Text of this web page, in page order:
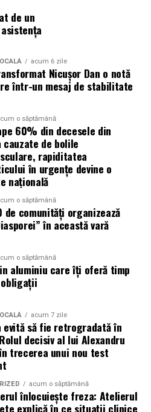
vizibilitatea, nu
(#AlegSaFiuVizibila)nu
Este despre o decizie pe
a luat-o conștient: să nu
să rămână un secret bine
femei antreprenor. Mulți
de serviciile lor nu le cunosc,
pentru că nu le găsesc.
este vanitate. Este o parte
a construit, prin această
reale. Toate participantele
pe prima pagină a
un an.
în noi orașe. Sesiunile de
și micro-interviurile cu
vor continua să fie
de un
acum 6 zile
Nicușor Dan o notă
într-un mesaj de stabilitate
o săptămână
60% din decesele din
cauzate de bolile
rapiditatea
în urgențe devine o
națională
o săptămână
de comunități organizează
în această vară
o săptămână
aluminiu care îți oferă timp
acum 7 zile
evită să fie retrogradată în
Rolul decisiv al lui Alexandru
trecerea unui nou test
acum o săptămână
înlocuiește freza: Atelierul
explică în ce situații clinice